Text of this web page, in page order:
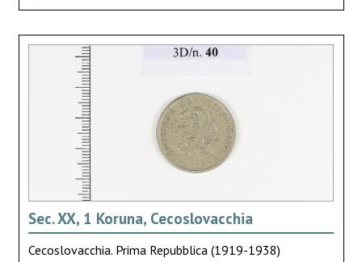
Sec. XX, 1 Koruna, Cecoslovacchia
Cecoslovacchia. Prima Repubblica (1919-1938)